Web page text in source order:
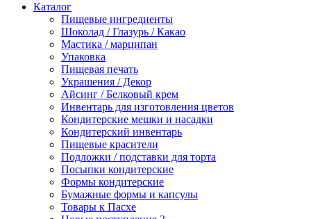
Каталог
Пищевые ингредиенты
Шоколад / Глазурь / Какао
Мастика / марципан
Упаковка
Пищевая печать
Украшения / Декор
Айсинг / Белковый крем
Инвентарь для изготовления цветов
Кондитерские мешки и насадки
Кондитерский инвентарь
Пищевые красители
Подложки / подставки для торта
Посыпки кондитерские
Формы кондитерские
Бумажные формы и капсулы
Товары к Пасхе